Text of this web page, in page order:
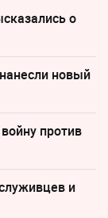
о
новый
против
и